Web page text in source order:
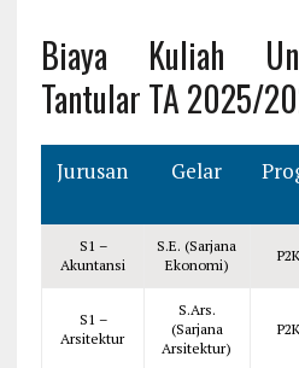
Biaya Kuliah
Tantular TA 2025/
Jurusan Gelar
S1 –
Akuntansi
S.E. (Sarjana
Ekonomi)
S1 –
Arsitektur
S.Ars.
(Sarjana
Arsitektur)